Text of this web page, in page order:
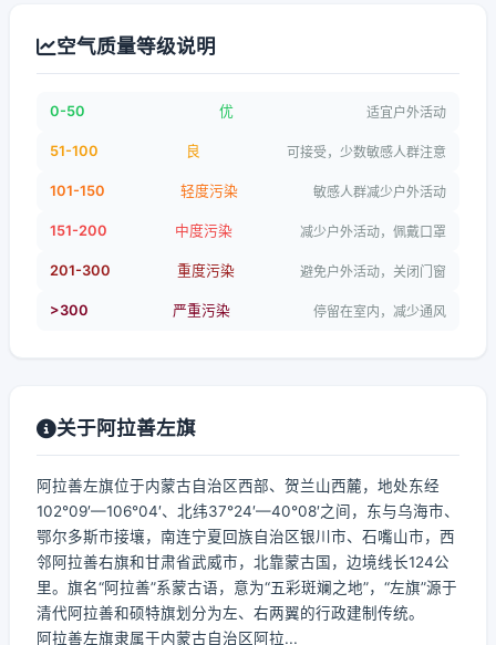
空气质量等级说明
0-50 优 适宜户外活动
51-100 良 可接受，少数敏感人群注意
101-150 轻度污染 敏感人群减少户外活动
151-200 中度污染 减少户外活动，佩戴口罩
201-300 重度污染 避免户外活动，关闭门窗
>300 严重污染 停留在室内，减少通风
关于阿拉善左旗
阿拉善左旗位于内蒙古自治区西部、贺兰山西麓，地处东经
102°09′—106°04′、北纬37°24′—40°08′之间，东与乌海市、
鄂尔多斯市接壤，南连宁夏回族自治区银川市、石嘴山市，西
邻阿拉善右旗和甘肃省武威市，北靠蒙古国，边境线长124公
里。旗名“阿拉善”系蒙古语，意为“五彩斑斓之地”，“左旗”源于
清代阿拉善和硕特旗划分为左、右两翼的行政建制传统。
阿拉善左旗隶属于内蒙古自治区阿拉...